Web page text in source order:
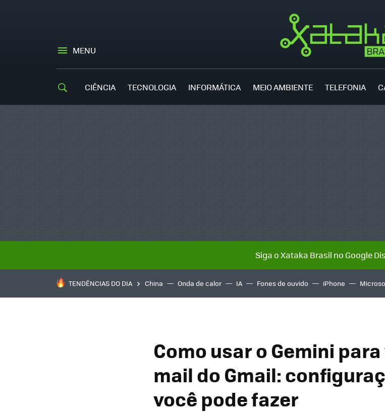
MENU
CIÊNCIA TECNOLOGIA INFORMÁTICA MEIO AMBIENTE TELEFONIA
Siga o Xataka Brasil no Google
TENDÊNCIAS DO DIA China Onda de calor IA Fones de ouvido iPhone
Como usar o Gemini
mail do Gmail:
você pode fazer